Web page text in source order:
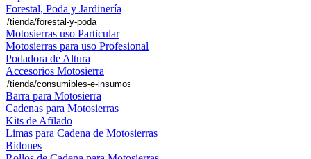
Forestal, Poda y Jardinería
Motosierras uso Particular
Motosierras para uso Profesional
Podadora de Altura
Accesorios Motosierra
Barra para Motosierra
Cadenas para Motosierras
Kits de Afilado
Limas para Cadena de Motosierras
Bidones